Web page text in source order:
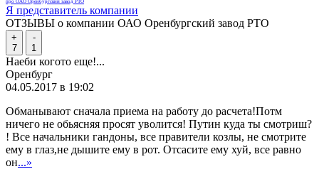
про ОАО Оренбургский завод РТО
Я представитель компании
ОТЗЫВЫ о компании ОАО Оренбургский завод РТО
+
7
-
1
Наеби когото еще!...
Оренбург
04.05.2017 в 19:02
Обманывают сначала приема на работу до расчета!Потм
ничего не обьясняя просят уволится! Путин куда ты смотриш?
! Все начальники гандоны, все правители козлы, не смотрите
ему в глаз,не дышите ему в рот. Отсасите ему хуй, все равно
он...»